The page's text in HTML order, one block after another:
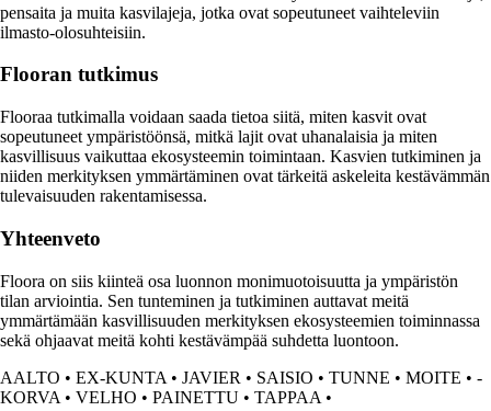
pensaita ja muita kasvilajeja, jotka ovat sopeutuneet vaihteleviin
ilmasto-olosuhteisiin.
Flooran tutkimus
Flooraa tutkimalla voidaan saada tietoa siitä, miten kasvit ovat
sopeutuneet ympäristöönsä, mitkä lajit ovat uhanalaisia ja miten
kasvillisuus vaikuttaa ekosysteemin toimintaan. Kasvien tutkiminen ja
niiden merkityksen ymmärtäminen ovat tärkeitä askeleita kestävämmän
tulevaisuuden rakentamisessa.
Yhteenveto
Floora on siis kiinteä osa luonnon monimuotoisuutta ja ympäristön
tilan arviointia. Sen tunteminen ja tutkiminen auttavat meitä
ymmärtämään kasvillisuuden merkityksen ekosysteemien toiminnassa
sekä ohjaavat meitä kohti kestävämpää suhdetta luontoon.
AALTO • EX-KUNTA • JAVIER • SAISIO • TUNNE • MOITE • -
KORVA • VELHO • PAINETTU • TAPPAA •